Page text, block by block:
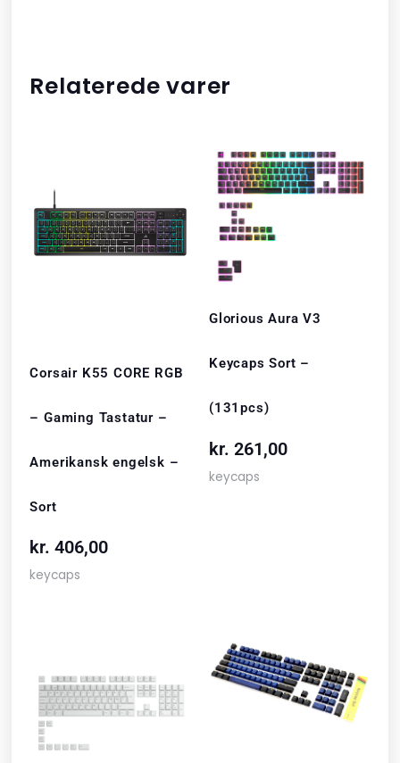
Relaterede varer
Corsair K55 CORE RGB
– Gaming Tastatur –
Amerikansk engelsk –
Sort
kr. 406,00
keycaps
Glorious Aura V3
Keycaps Sort –
(131pcs)
kr. 261,00
keycaps